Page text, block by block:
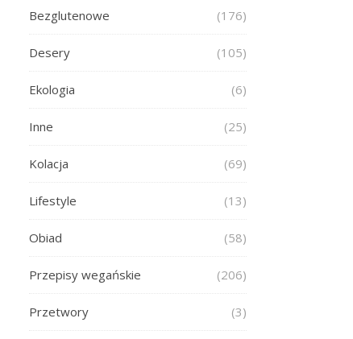
Bezglutenowe (176)
Desery (105)
Ekologia (6)
Inne (25)
Kolacja (69)
Lifestyle (13)
Obiad (58)
Przepisy wegańskie (206)
Przetwory (3)